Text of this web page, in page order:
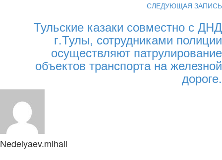
СЛЕДУЮЩАЯ ЗАПИСЬ
Тульские казаки совместно с ДНД
г.Тулы, сотрудниками полиции
осуществляют патрулирование
объектов транспорта на железной
дороге.
Nedelyaev.mihail